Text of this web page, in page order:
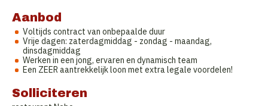
Aanbod
Voltijds contract van onbepaalde duur
Vrije dagen: zaterdagmiddag - zondag - maandag,
dinsdagmiddag
Werken in een jong, ervaren en dynamisch team
Een ZEER aantrekkelijk loon met extra legale voordelen!
Solliciteren